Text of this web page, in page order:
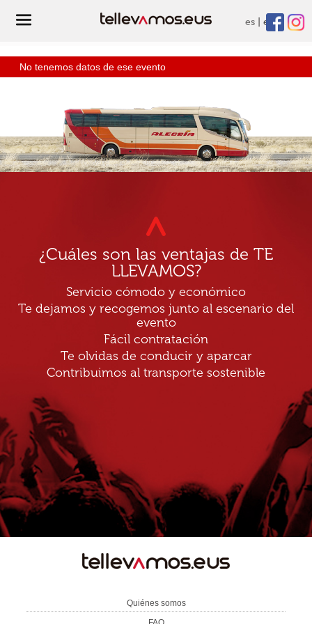
es eu
No tenemos datos de ese evento
¿Cuáles son las ventajas de TE
LLEVAMOS?
Servicio cómodo y económico
Te dejamos y recogemos junto al escenario del
evento
Fácil contratación
Te olvidas de conducir y aparcar
Contribuimos al transporte sostenible
Quiénes somos